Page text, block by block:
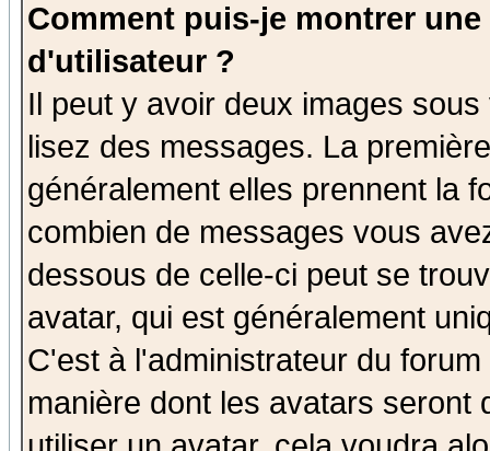
Comment puis-je montrer
d'utilisateur ?
Il peut y avoir deux images
lisez des messages. La
généralement elles prennent la
combien de messages vous
dessous de celle-ci peut se
avatar, qui est généralement
C'est à l'administrateur du
manière dont les avatars seront